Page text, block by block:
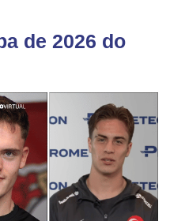
de 2026 do